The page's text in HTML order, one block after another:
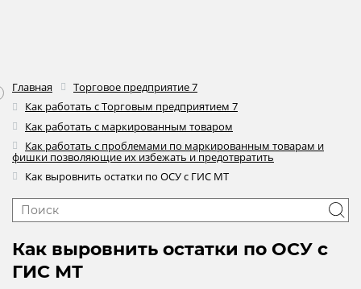
Главная
Торговое предприятие 7
Как работать с Торговым предприятием 7
Как работать с маркированным товаром
Как работать с проблемами по маркированным товарам и
фишки позволяющие их избежать и предотвратить
Как выровнить остатки по ОСУ с ГИС МТ
Как выровнить остатки по ОСУ с
ГИС МТ